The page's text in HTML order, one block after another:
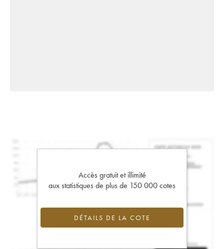
Accès gratuit et illimité
aux statistiques de plus de 150 000 cotes
DÉTAILS DE LA COTE